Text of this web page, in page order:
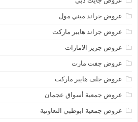
عروض جراند ميني مول
عروض جراند هايبر ماركت
عروض جرير الامارات
عروض جفت مارت
عروض جلف هايبر ماركت
عروض جمعية أسواق عجمان
عروض جمعية ابوظبي التعاونية